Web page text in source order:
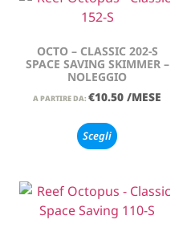
OCTO – CLASSIC 202-S
SPACE SAVING SKIMMER –
NOLEGGIO
A PARTIRE DA: €10.50 /MESE
Scegli